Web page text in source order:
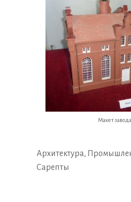
Макет
Архитектура,
Сарепты